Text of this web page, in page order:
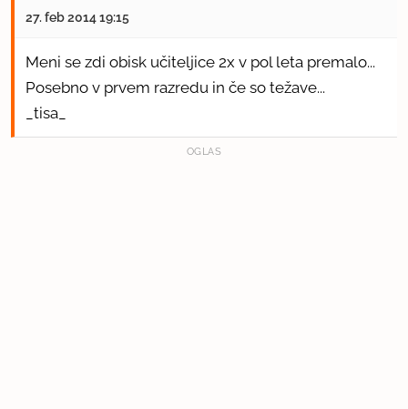
27. feb 2014 19:15
Meni se zdi obisk učiteljice 2x v pol leta premalo...
Posebno v prvem razredu in če so težave...
_tisa_
OGLAS